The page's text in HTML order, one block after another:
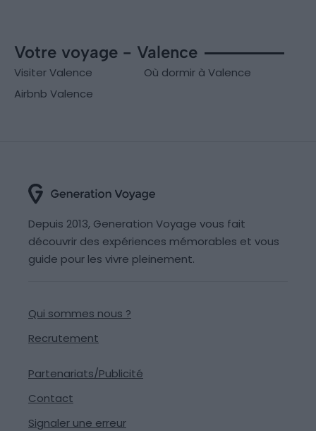
Votre voyage - Valence
Visiter Valence
Où dormir à Valence
Airbnb Valence
Depuis 2013, Generation Voyage vous fait
découvrir des expériences mémorables et vous
guide pour les vivre pleinement.
Qui sommes nous ?
Recrutement
Partenariats/Publicité
Contact
Signaler une erreur